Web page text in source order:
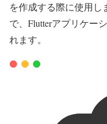
を作成する際に使用
で、Flutterアプリケー
れます。